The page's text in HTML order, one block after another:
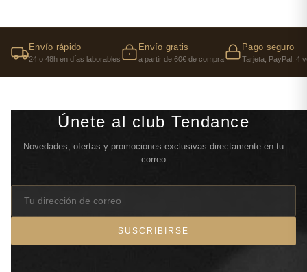
Envío rápido
24 o 48h en días laborables
Envío gratis
a partir de 60€ de compra
Pago seguro
Tarjeta, PayPal, 4
Únete al club Tendance
Novedades, ofertas y promociones exclusivas directamente en tu
correo
SUSCRIBIRSE